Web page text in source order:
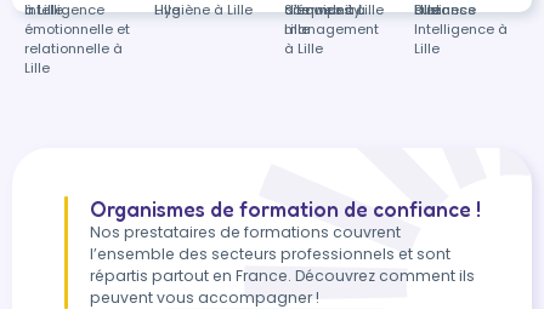
distance
community
management
à Lille
Lille
à Lille
Lille
d'équipes à
Lille
Lille
Intelligence
émotionnelle et
relationnelle à
Lille
Hygiène à Lille
Site web à Lille
Business
Intelligence à
Lille
Organismes de formation de confiance !
Nos prestataires de formations couvrent
l’ensemble des secteurs professionnels et sont
répartis partout en France. Découvrez comment ils
peuvent vous accompagner !